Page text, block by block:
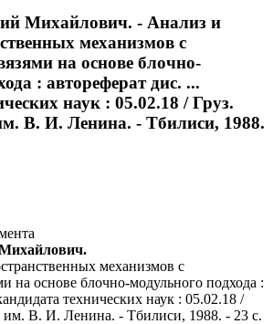
Михайлович. - Анализ и
механизмов с
на основе блочно-
: автореферат дис. ...
наук : 05.02.18 / Груз.
В. И. Ленина. - Тбилиси, 1988.
механизмов с
на основе блочно-модульного подхода :
технических наук : 05.02.18 /
им. В. И. Ленина. - Тбилиси, 1988. - 23 с.